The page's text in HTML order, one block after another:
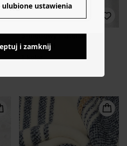
NO
3-metrowy materiał
159,90 zł
1 kolor
ustawienia
i zamknij